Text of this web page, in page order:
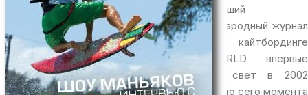
Крупнейший
международный журнал
о кайтбординге
KITEWORLD впервые
увидел свет в 2002
году, и до сего момента